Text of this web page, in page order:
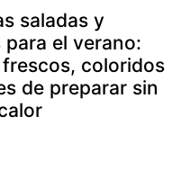
saladas y
para el verano:
coloridos
de preparar sin